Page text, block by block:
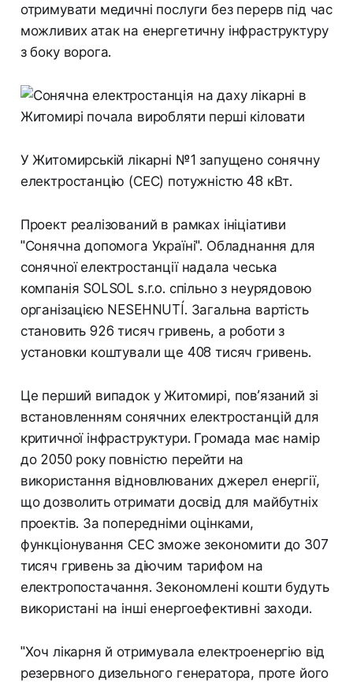
отримувати медичні послуги без перерв під час
можливих атак на енергетичну інфраструктуру
з боку ворога.
У Житомирській лікарні №1 запущено сонячну
електростанцію (СЕС) потужністю 48 кВт.
Проект реалізований в рамках ініціативи
"Сонячна допомога Україні". Обладнання для
сонячної електростанції надала чеська
компанія SOLSOL s.r.o. спільно з неурядовою
організацією NESEHNUTÍ. Загальна вартість
становить 926 тисяч гривень, а роботи з
установки коштували ще 408 тисяч гривень.
Це перший випадок у Житомирі, пов’язаний зі
встановленням сонячних електростанцій для
критичної інфраструктури. Громада має намір
до 2050 року повністю перейти на
використання відновлюваних джерел енергії,
що дозволить отримати досвід для майбутніх
проектів. За попередніми оцінками,
функціонування СЕС зможе зекономити до 307
тисяч гривень за діючим тарифом на
електропостачання. Зекономлені кошти будуть
використані на інші енергоефективні заходи.
"Хоч лікарня й отримувала електроенергію від
резервного дизельного генератора, проте його